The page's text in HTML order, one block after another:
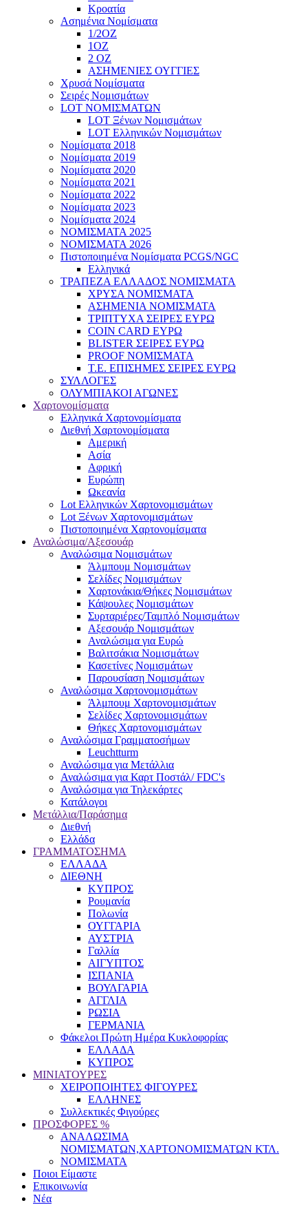
Κροατία
Ασημένια Νομίσματα
1/2ΟΖ
1ΟΖ
2 OZ
ΑΣΗΜΕΝΙΕΣ ΟΥΓΓΙΕΣ
Χρυσά Νομίσματα
Σειρές Νομισμάτων
LOT ΝΟΜΙΣΜΑΤΩΝ
LOT Ξένων Νομισμάτων
LOT Ελληνικών Νομισμάτων
Νομίσματα 2018
Νομίσματα 2019
Νομίσματα 2020
Νομίσματα 2021
Νομίσματα 2022
Νομίσματα 2023
Νομίσματα 2024
ΝΟΜΙΣΜΑΤΑ 2025
ΝΟΜΙΣΜΑΤΑ 2026
Πιστοποιημένα Νομίσματα PCGS/NGC
Ελληνικά
ΤΡΑΠΕΖΑ ΕΛΛΑΔΟΣ ΝΟΜΙΣΜΑΤΑ
ΧΡΥΣΑ ΝΟΜΙΣΜΑΤΑ
ΑΣΗΜΕΝΙΑ ΝΟΜΙΣΜΑΤΑ
ΤΡΙΠΤΥΧΑ ΣΕΙΡΕΣ ΕΥΡΩ
COIN CARD ΕΥΡΩ
BLISTER ΣΕΙΡΕΣ ΕΥΡΩ
PROOF ΝΟΜΙΣΜΑΤΑ
Τ.Ε. ΕΠΙΣΗΜΕΣ ΣΕΙΡΕΣ ΕΥΡΩ
ΣΥΛΛΟΓΕΣ
ΟΛΥΜΠΙΑΚΟΙ ΑΓΩΝΕΣ
Χαρτονομίσματα
Eλληνικά Χαρτονομίσματα
Διεθνή Χαρτονομίσματα
Αμερική
Ασία
Αφρική
Ευρώπη
Ωκεανία
Lot Ελληνικών Χαρτονομισμάτων
Lot Ξένων Χαρτονομισμάτων
Πιστοποιημένα Χαρτονομίσματα
Αναλώσιμα/Αξεσουάρ
Αναλώσιμα Νομισμάτων
Άλμπουμ Νομισμάτων
Σελίδες Νομισμάτων
Χαρτονάκια/Θήκες Νομισμάτων
Κάψουλες Νομισμάτων
Συρταριέρες/Ταμπλό Νομισμάτων
Αξεσουάρ Νομισμάτων
Αναλώσιμα για Ευρώ
Βαλιτσάκια Νομισμάτων
Κασετίνες Νομισμάτων
Παρουσίαση Νομισμάτων
Αναλώσιμα Χαρτονομισμάτων
Άλμπουμ Χαρτονομισμάτων
Σελίδες Χαρτονομισμάτων
Θήκες Χαρτονομισμάτων
Αναλώσιμα Γραμματοσήμων
Leuchtturm
Αναλώσιμα για Μετάλλια
Αναλώσιμα για Καρτ Ποστάλ/ FDC's
Αναλώσιμα για Τηλεκάρτες
Κατάλογοι
Μετάλλια/Παράσημα
Διεθνή
Ελλάδα
ΓΡΑΜΜΑΤΟΣΗΜΑ
ΕΛΛΑΔΑ
ΔΙΕΘΝΗ
ΚΥΠΡΟΣ
Ρουμανία
Πολωνία
ΟΥΓΓΑΡΙΑ
ΑΥΣΤΡΙΑ
Γαλλία
ΑΙΓΥΠΤΟΣ
ΙΣΠΑΝΙΑ
ΒΟΥΛΓΑΡΙΑ
ΑΓΓΛΙΑ
ΡΩΣΙΑ
ΓΕΡΜΑΝΙΑ
Φάκελοι Πρώτη Ημέρα Κυκλοφορίας
ΕΛΛΑΔΑ
ΚΥΠΡΟΣ
ΜΙΝΙΑΤΟΥΡΕΣ
ΧΕΙΡΟΠΟΙΗΤΕΣ ΦΙΓΟΥΡΕΣ
ΕΛΛΗΝΕΣ
Συλλεκτικές Φιγούρες
ΠΡΟΣΦΟΡΕΣ %
ΑΝΑΛΩΣΙΜΑ
ΝΟΜΙΣΜΑΤΩΝ,ΧΑΡΤΟΝΟΜΙΣΜΑΤΩΝ ΚΤΛ.
ΝΟΜΙΣΜΑΤΑ
Ποιοι Είμαστε
Επικοινωνία
Νέα